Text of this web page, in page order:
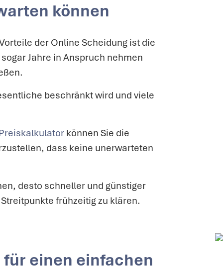
können
der Online Scheidung ist die
Jahre in Anspruch nehmen
beschränkt wird und viele
können Sie die
dass keine unerwarteten
desto schneller und günstiger
frühzeitig zu klären.
einen einfachen